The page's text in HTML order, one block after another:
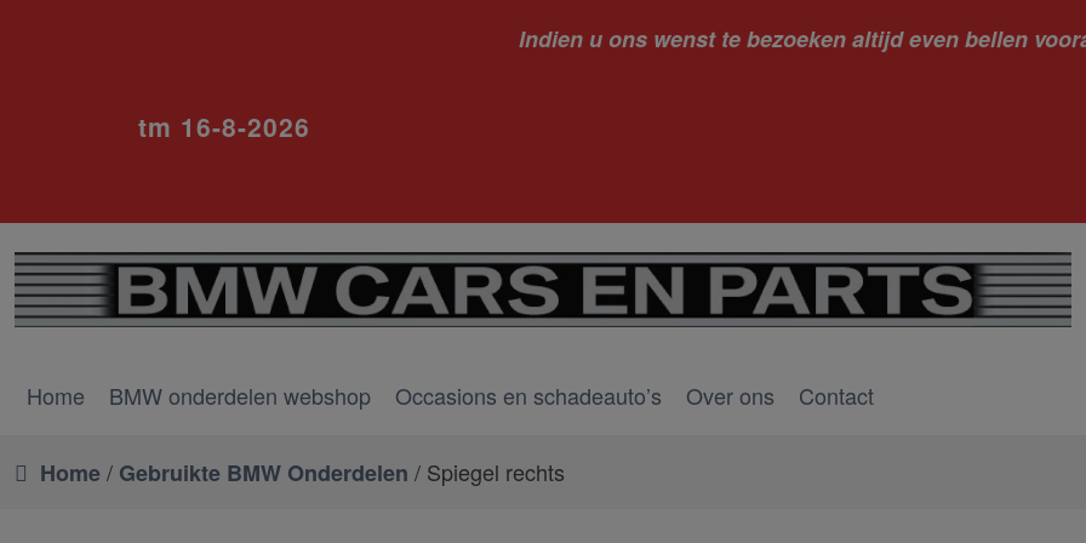
Indien u ons wenst te bezoeken altijd even bellen
tm 16-8-2026
Home BMW onderdelen webshop Occasions en schadeauto’s Over ons Contact
Home/ Gebruikte BMW Onderdelen / Spiegel rechts